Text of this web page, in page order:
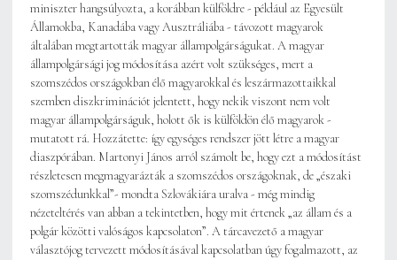
miniszter hangsúlyozta, a korábban külföldre - például az Egyesült
Államokba, Kanadába vagy Ausztráliába - távozott magyarok
általában megtartották magyar állampolgárságukat. A magyar
állampolgársági jog módosítása azért volt szükséges, mert a
szomszédos országokban élő magyarokkal és leszármazottaikkal
szemben diszkriminációt jelentett, hogy nekik viszont nem volt
magyar állampolgárságuk, holott ők is külföldön élő magyarok -
mutatott rá. Hozzátette: így egységes rendszer jött létre a magyar
diaszpórában. Martonyi János arról számolt be, hogy ezt a módosítást
részletesen megmagyarázták a szomszédos országoknak, de „északi
szomszédunkkal”- mondta Szlovákiára uralva - még mindig
nézeteltérés van abban a tekintetben, hogy mit értenek „az állam és a
polgár közötti valóságos kapcsolaton”. A tárcavezető a magyar
választójog tervezett módosításával kapcsolatban úgy fogalmazott, az